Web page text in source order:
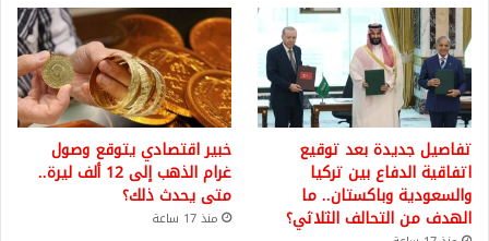
تفاصيل جديدة بعد توقيع
اتفاقية الدفاع بين تركيا
والسعودية وباكستان.. ما
الهدف من التحالف الثلاثي؟
خبير اقتصادي يتوقع وصول
غرام الذهب إلى 12 ألف ليرة..
متى يحدث ذلك؟
منذ 17 ساعة